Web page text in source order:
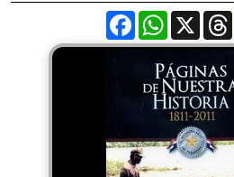
FacebookWhatsApp
X